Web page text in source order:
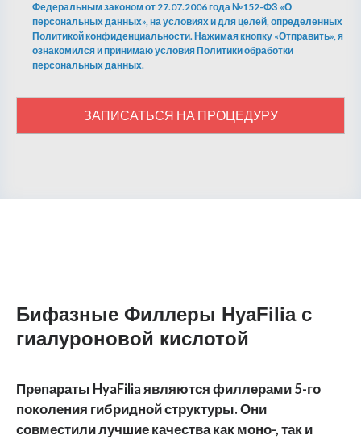
Федеральным законом от 27.07.2006 года №152-ФЗ «О
персональных данных», на условиях и для целей, определенных
Политикой конфиденциальности. Нажимая кнопку «Отправить», я
ознакомился и принимаю условия Политики обработки
персональных данных.
ЗАПИСАТЬСЯ НА ПРОЦЕДУРУ
Бифазные Филлеры HyaFilia с
гиалуроновой кислотой
Препараты HyaFilia являются филлерами 5-го
поколения гибридной структуры. Они
совместили лучшие качества как моно-, так и